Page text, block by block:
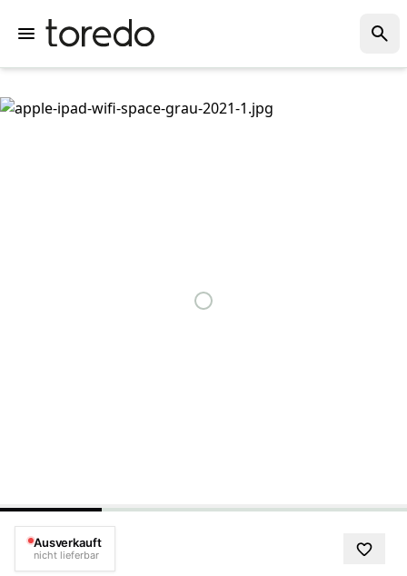
Ausverkauft
nicht lieferbar